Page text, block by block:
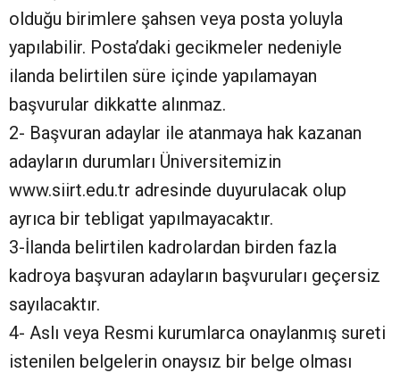
olduğu birimlere şahsen veya posta yoluyla
yapılabilir. Posta’daki gecikmeler nedeniyle
ilanda belirtilen süre içinde yapılamayan
başvurular dikkatte alınmaz.
2- Başvuran adaylar ile atanmaya hak kazanan
adayların durumları Üniversitemizin
www.siirt.edu.tr adresinde duyurulacak olup
ayrıca bir tebligat yapılmayacaktır.
3-İlanda belirtilen kadrolardan birden fazla
kadroya başvuran adayların başvuruları geçersiz
sayılacaktır.
4- Aslı veya Resmi kurumlarca onaylanmış sureti
istenilen belgelerin onaysız bir belge olması